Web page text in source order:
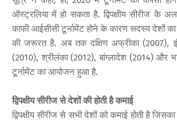
ऑस्ट्रलिया में हो सकता है. द्विपक्षीय सीरीज के
काफी आईसीसी टूर्नामेंट होने के कारण सदस्य देशों
की जरूरत है. अब तक दक्षिण अफ्रीका (2007),
(2010), श्रीलंका (2012), बांग्लादेश (2014) और
टूर्नामेंट का आयोजन हुआ है.
द्विपक्षीय सीरीज से देशों की होती है कमाई
द्विपक्षीय सीरीज से सभी देशों को कमाई होती है